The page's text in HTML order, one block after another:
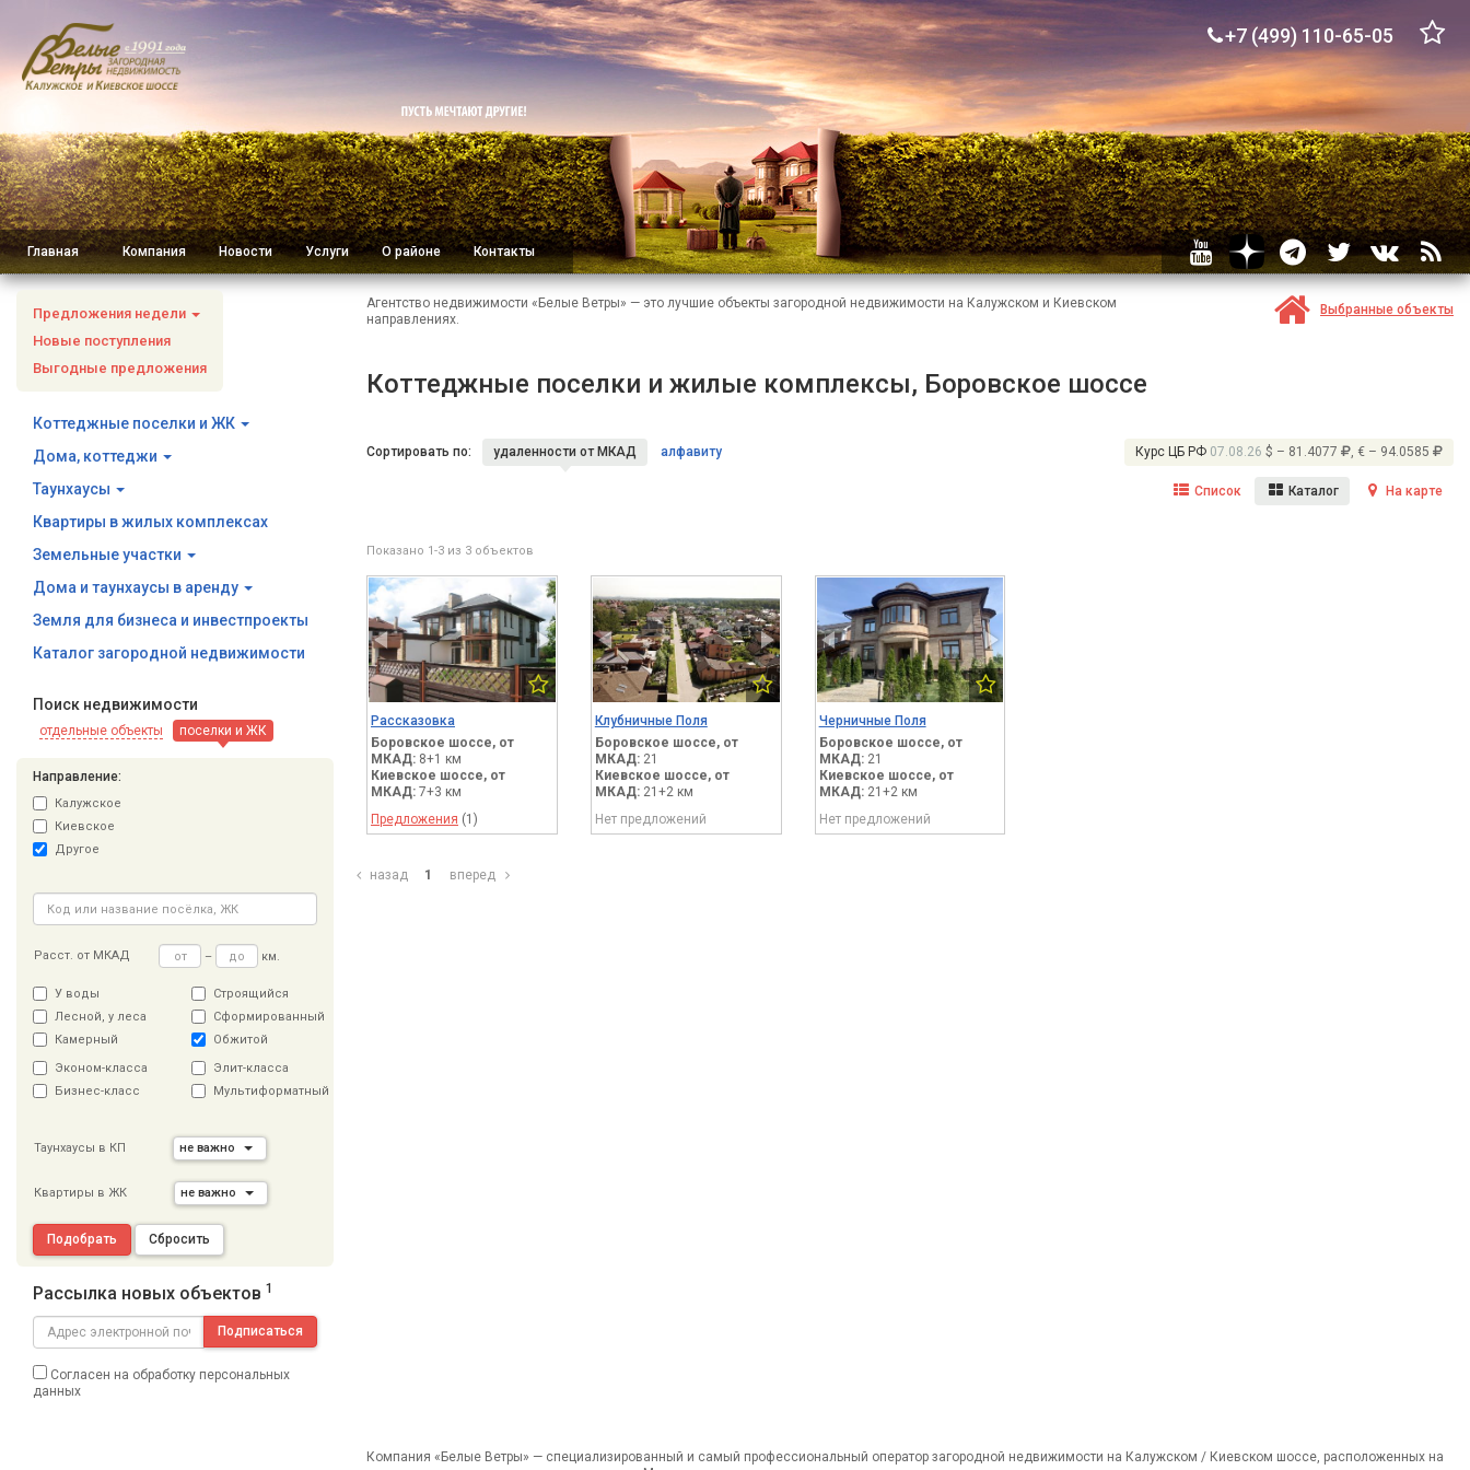
+7 (499) 110-65-05
Главная Компания Новости Услуги О районе Контакты
Предложения недели
Новые поступления
Выгодные предложения
Коттеджные поселки и ЖК
Дома, коттеджи
Таунхаусы
Квартиры в жилых комплексах
Земельные участки
Дома и таунхаусы в аренду
Земля для бизнеса и инвестпроекты
Каталог загородной недвижимости
Поиск недвижимости
отдельные объекты поселки и ЖК
Направление:
Калужское
Киевское
Другое
Расст. от МКАД – км.
У воды
Лесной, у леса
Камерный
Строящийся
Сформированный
Обжитой
Эконом-класса
Бизнес-класс
Элит-класса
Мультиформатный
Таунхаусы в КП не важно
Квартиры в ЖК не важно
Подобрать Сбросить
Рассылка новых объектов 1
Подписаться
Согласен на обработку персональных
данных
Агентство недвижимости «Белые Ветры» — это лучшие объекты загородной недвижимости на Калужском и Киевском
направлениях.
Выбранные объекты
Коттеджные поселки и жилые комплексы, Боровское шоссе
Курс ЦБ РФ 07.08.26 $ – 81.4077 , € – 94.0585
Список Каталог На карте
Сортировать по: удаленности от МКАД алфавиту
Показано 1-3 из 3 объектов
Рассказовка
Боровское шоссе, от
МКАД: 8+1 км
Киевское шоссе, от
МКАД: 7+3 км
Предложения (1)
Клубничные Поля
Боровское шоссе, от
МКАД:21
Киевское шоссе, от
МКАД:21+2 км
Нет предложений
Черничные Поля
Боровское шоссе, от
МКАД:21
Киевское шоссе, от
МКАД:21+2 км
Нет предложений
назад 1 вперед
Компания «Белые Ветры» — специализированный и самый профессиональный оператор загородной недвижимости на Калужском / Киевском шоссе, расположенных на